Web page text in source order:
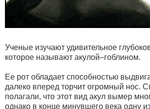
Ученые изучают удивительное
которое называют акулой–гоблином.
Ее рот обладает способностью
далеко вперед торчит огромный нос.
полагали, что этот вид акул вымер
однако в конце минувшего века одну